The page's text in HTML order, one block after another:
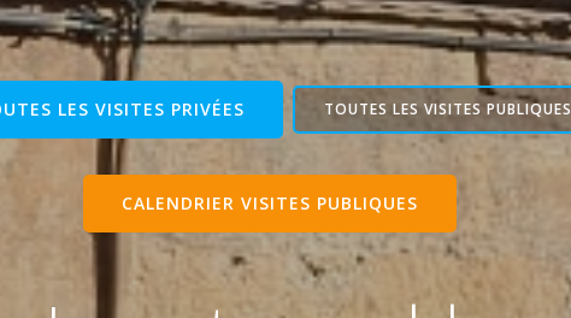
LES VISITES PRIVÉES TOUTES LES VISITES PUBLIQUES
CALENDRIER VISITES PUBLIQUES